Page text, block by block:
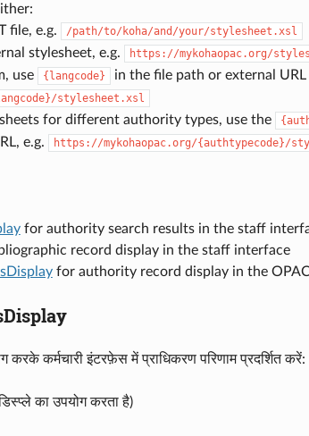
file, e.g.
/path/to/koha/and/your/stylesheet.xsl
stylesheet, e.g. https://mykohaopac.org/
use {langcode} in the file path or external
stylesheet.xsl
for different authority types, use the
e.g.
https://mykohaopac.org/{authtypecode}/
for authority search results in the staff
record display in the staff interface
for authority record display in the
कर्मचारी इंटरफ़ेस में प्राधिकरण परिणाम प्रदर्शित करें:
का उपयोग करता है)